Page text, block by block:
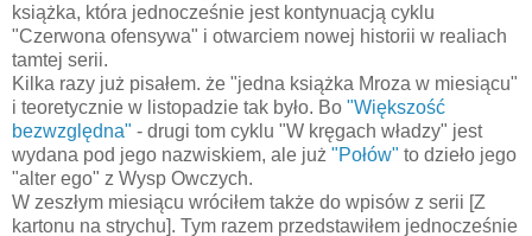
książka, która jednocześnie jest kontynuacją cyklu
"Czerwona ofensywa" i otwarciem nowej historii w realiach
tamtej serii.
Kilka razy już pisałem. że "jedna książka Mroza w miesiącu"
i teoretycznie w listopadzie tak było. Bo "Większość
bezwzględna" - drugi tom cyklu "W kręgach władzy" jest
wydana pod jego nazwiskiem, ale już "Połów" to dzieło jego
"alter ego" z Wysp Owczych.
W zeszłym miesiącu wróciłem także do wpisów z serii [Z
kartonu na strychu]. Tym razem przedstawiłem jednocześnie